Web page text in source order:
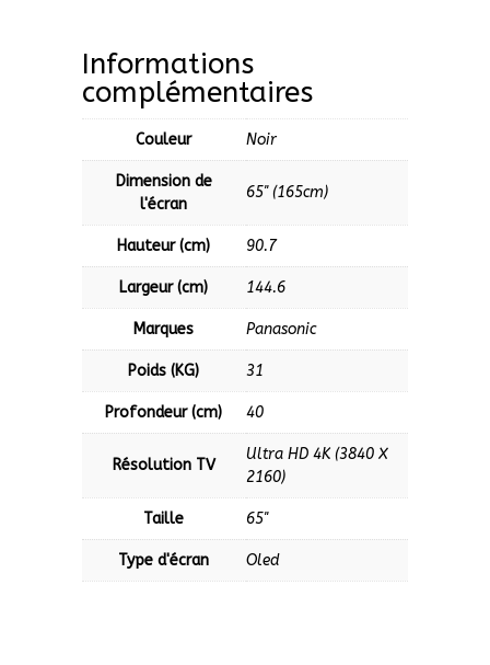
Informations
complémentaires
Couleur Noir
Dimension de
l'écran
65'' (165cm)
Hauteur (cm) 90.7
Largeur (cm) 144.6
Marques Panasonic
Poids (KG) 31
Profondeur (cm) 40
Résolution TV
Ultra HD 4K (3840 X
2160)
Taille 65''
Type d'écran Oled